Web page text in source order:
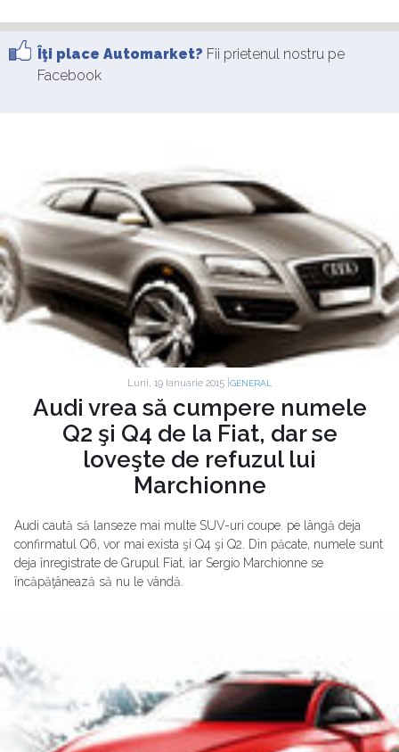
Îţi place Automarket? Fii prietenul nostru pe
Facebook
Luni, 19 Ianuarie 2015 | GENERAL
Audi vrea să cumpere numele
Q2 şi Q4 de la Fiat, dar se
loveşte de refuzul lui
Marchionne
Audi caută să lanseze mai multe SUV-uri coupe. pe lângă deja
confirmatul Q6, vor mai exista şi Q4 şi Q2. Din păcate, numele sunt
deja înregistrate de Grupul Fiat, iar Sergio Marchionne se
încăpăţânează să nu le vândă.